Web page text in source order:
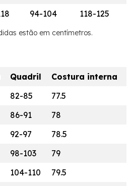
94-104 118-125
estão em centímetros.
Quadril
Costura interna
82-85
77.5
86-91
78
92-97
78.5
98-103
79
104-110
79.5